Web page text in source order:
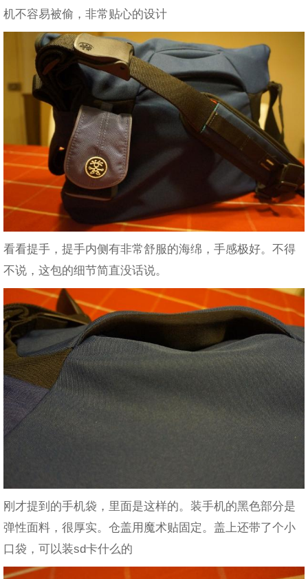
机不容易被偷，非常贴心的设计
看看提手，提手内侧有非常舒服的海绵，手感极好。不得
不说，这包的细节简直没话说。
刚才提到的手机袋，里面是这样的。装手机的黑色部分是
弹性面料，很厚实。仓盖用魔术贴固定。盖上还带了个小
口袋，可以装sd卡什么的